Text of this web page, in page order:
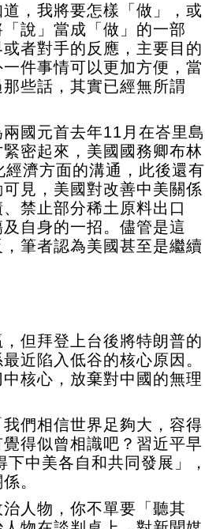
，我將要怎樣「做」，或
說」當成「做」的一部
者對手的反應，主要目的
件事情可以更加方便，當
些話，其實已經無所謂
國元首去年11月在峇里島
密起來，美國國務卿布林
濟方面的溝通，此後還有
見，美國對改善中美關係
禁止部分稀土原料出口
自身的一招。儘管是這
筆者認為美國甚至是繼續
但拜登上台後將特朗普的
近陷入低谷的核心原因。
核心，放棄對中國的無理
們相信世界足夠大，容得
得似曾相識吧？習近平早
中美各自和共同發展」，
。
人物，你不單要「聽其